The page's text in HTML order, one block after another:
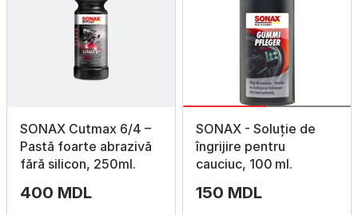
SONAX Cutmax 6/4 –
Pastă foarte abrazivă
fără silicon, 250ml.
400 MDL
SONAX - Soluție de
îngrijire pentru
cauciuc, 100 ml.
150 MDL